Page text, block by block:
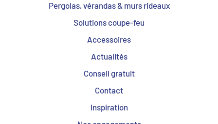
Pergolas, vérandas & murs rideaux
Solutions coupe-feu
Accessoires
Actualités
Conseil gratuit
Contact
Inspiration